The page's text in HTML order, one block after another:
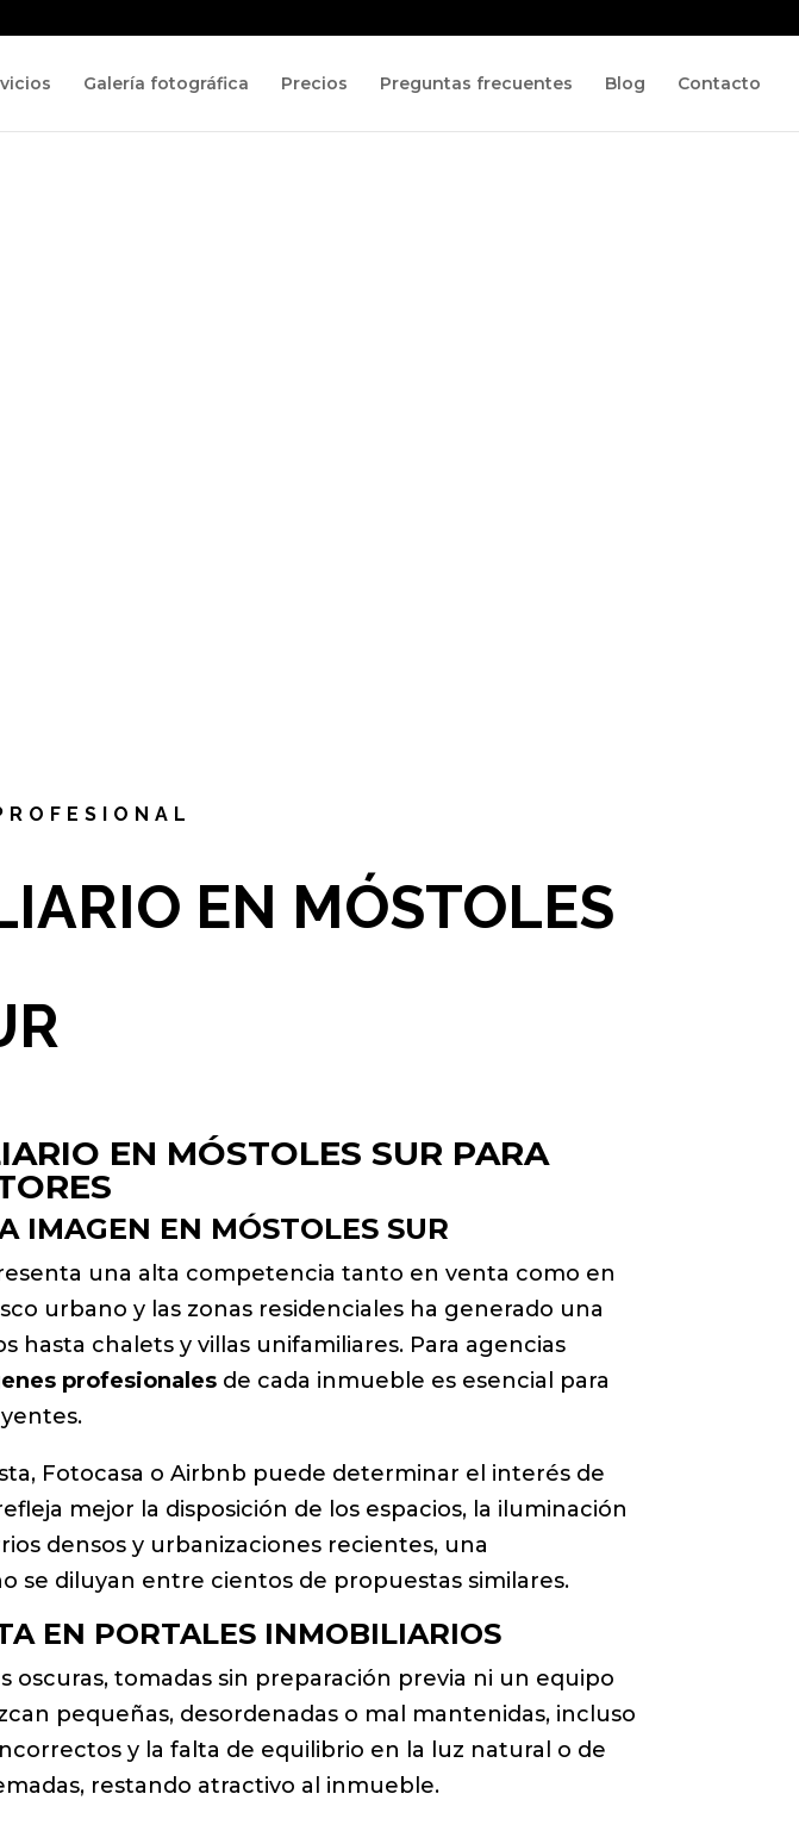
Galería fotográfica Precios Preguntas frecuentes Blog Contacto
EN MÓSTOLES
EN MÓSTOLES SUR PARA
IMAGEN EN MÓSTOLES SUR
una alta competencia tanto en venta como en
urbano y las zonas residenciales ha generado una
hasta chalets y villas unifamiliares. Para agencias
profesionales de cada inmueble es esencial para
Fotocasa o Airbnb puede determinar el interés de
mejor la disposición de los espacios, la iluminación
densos y urbanizaciones recientes, una
se diluyan entre cientos de propuestas similares.
EN PORTALES INMOBILIARIOS
tomadas sin preparación previa ni un equipo
pequeñas, desordenadas o mal mantenidas, incluso
y la falta de equilibrio en la luz natural o de
restando atractivo al inmueble.